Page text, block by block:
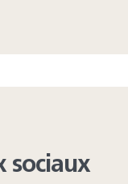
sociaux